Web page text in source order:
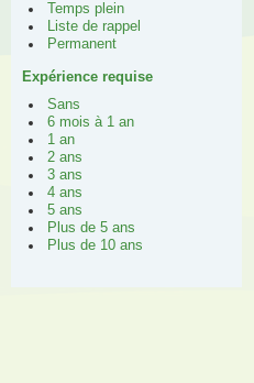
Temps plein
Liste de rappel
Permanent
Expérience requise
Sans
6 mois à 1 an
1 an
2 ans
3 ans
4 ans
5 ans
Plus de 5 ans
Plus de 10 ans